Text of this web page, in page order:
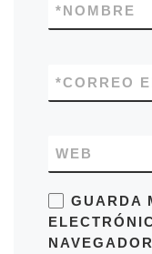
NOMBRE
*
CORREO
*
WEB
GUARDA